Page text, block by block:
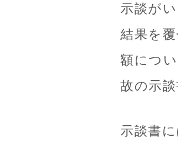
示談が
結果を
額につ
故の示談
示談書